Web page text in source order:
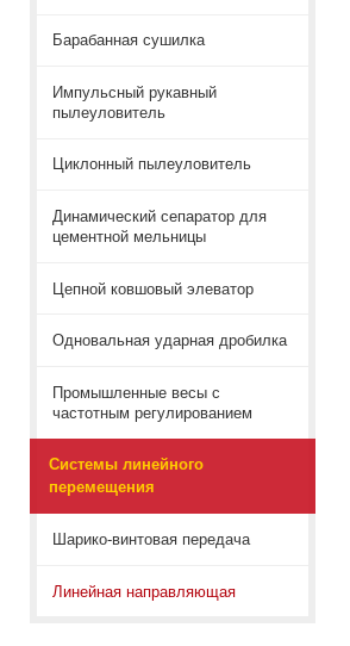
Барабанная сушилка
Импульсный рукавный
пылеуловитель
Циклонный пылеуловитель
Динамический сепаратор для
цементной мельницы
Цепной ковшовый элеватор
Одновальная ударная дробилка
Промышленные весы с
частотным регулированием
Системы линейного
перемещения
Шарико-винтовая передача
Линейная направляющая